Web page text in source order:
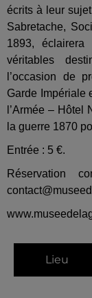
écrits à leur
Sabretache,
1893,
véritables
l’occasion de
Garde Impériale
l’Armée –
la guerre 1870
Entrée : 5 €.
Réservation
Lieu